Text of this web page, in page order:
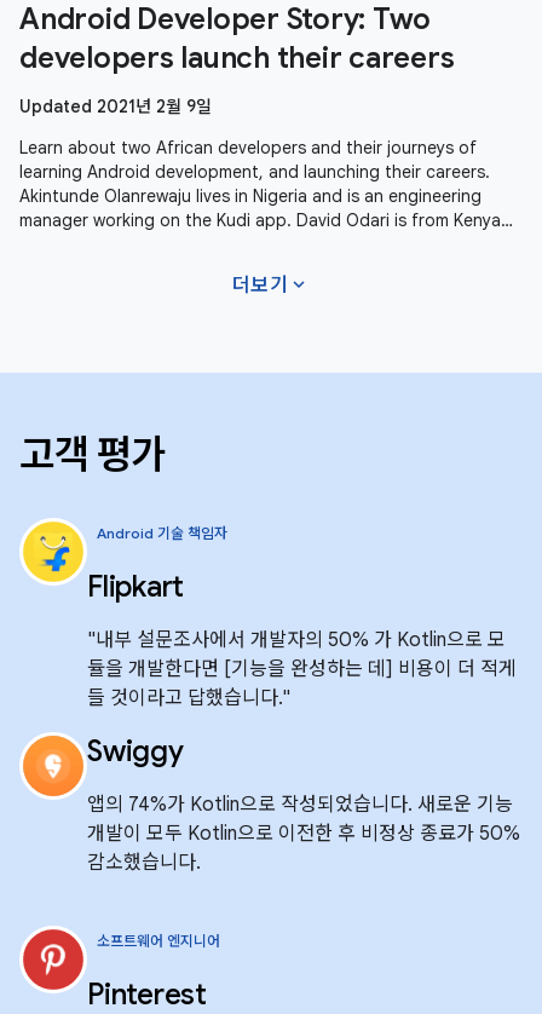
Android Developer Story: Two
developers launch their careers
Updated 2021년 2월 9일
Learn about two African developers and their journeys of
learning Android development, and launching their careers.
Akintunde Olanrewaju lives in Nigeria and is an engineering
manager working on the Kudi app. David Odari is from Kenya
더보기 expand_more
고객 평가
Android 기술 책임자
Flipkart
"내부 설문조사에서 개발자의 50% 가 Kotlin으로 모
듈을 개발한다면 [기능을 완성하는 데] 비용이 더 적게
들 것이라고 답했습니다."
Swiggy
앱의 74%가 Kotlin으로 작성되었습니다. 새로운 기능
개발이 모두 Kotlin으로 이전한 후 비정상 종료가 50%
감소했습니다.
소프트웨어 엔지니어
Pinterest